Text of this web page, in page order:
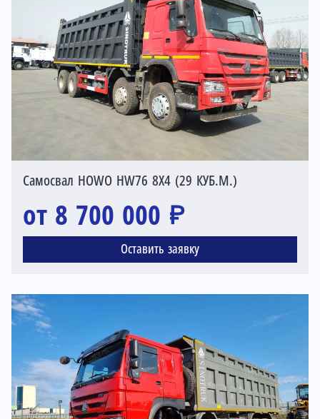
Самосвал HOWO HW76 8X4 (29 КУБ.М.)
от 8 700 000 ₽
Оставить заявку